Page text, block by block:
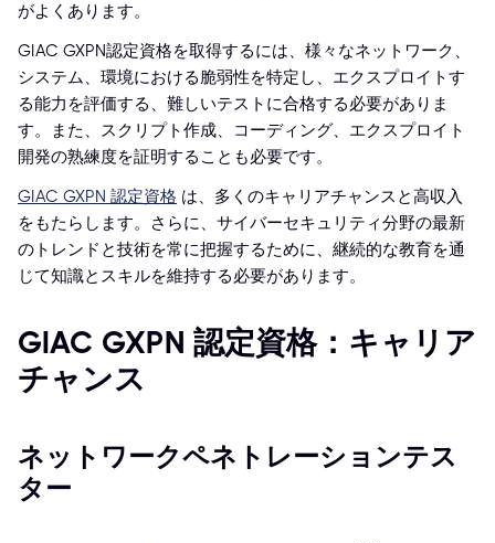
がよくあります。
GIAC GXPN認定資格を取得するには、様々なネットワーク、
システム、環境における脆弱性を特定し、エクスプロイトす
る能力を評価する、難しいテストに合格する必要がありま
す。また、スクリプト作成、コーディング、エクスプロイト
開発の熟練度を証明することも必要です。
GIAC GXPN 認定資格 は、多くのキャリアチャンスと高収入
をもたらします。さらに、サイバーセキュリティ分野の最新
のトレンドと技術を常に把握するために、継続的な教育を通
じて知識とスキルを維持する必要があります。
GIAC GXPN 認定資格：キャリア
チャンス
ネットワークペネトレーションテス
ター